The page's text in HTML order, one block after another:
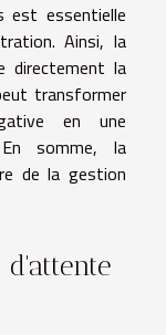
est essentielle
Ainsi, la
directement la
transformer
en une
somme, la
de la gestion